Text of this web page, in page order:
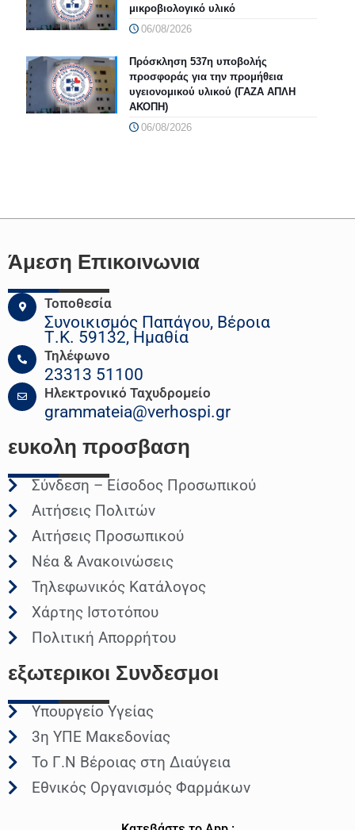
μικροβιολογικό υλικό
06/08/2026
Πρόσκληση 537η υποβολής
προσφοράς για την προμήθεια
υγειονομικού υλικού (ΓΑΖΑ ΑΠΛΗ
ΑΚΟΠΗ)
06/08/2026
Άμεση Επικοινωνια
Τοποθεσία
Συνοικισμός Παπάγου, Βέροια
Τ.Κ. 59132, Ημαθία
Τηλέφωνο
23313 51100
Ηλεκτρονικό Ταχυδρομείο
grammateia@verhospi.gr
ευκολη προσβαση
Σύνδεση – Είσοδος Προσωπικού
Αιτήσεις Πολιτών
Αιτήσεις Προσωπικού
Νέα & Ανακοινώσεις
Τηλεφωνικός Κατάλογος
Χάρτης Ιστοτόπου
Πολιτική Απορρήτου
εξωτερικοι Συνδεσμοι
Υπουργείο Υγείας
3η ΥΠΕ Μακεδονίας
Το Γ.Ν Βέροιας στη Διαύγεια
Εθνικός Οργανισμός Φαρμάκων